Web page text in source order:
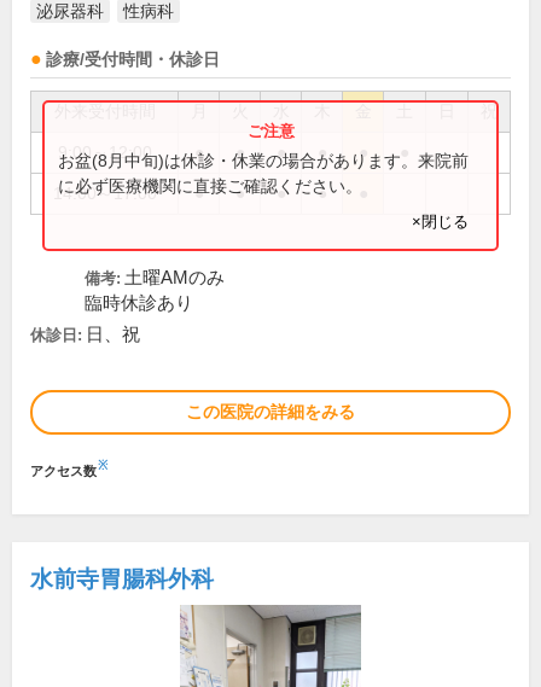
泌尿器科 性病科
診療/受付時間・休診日
祝
9:00～12:00 ● ● ● ● ●
14:00～17:00 ● ● ● ●
お盆(8月中旬)は休診・休業の場合があります。来院前
に必ず医療機関に直接ご確認ください。
×閉じる
備考: 土曜AMのみ
臨時休診あり
休診日: 日、祝
この医院の詳細をみる
アクセス数※
水前寺胃腸科外科